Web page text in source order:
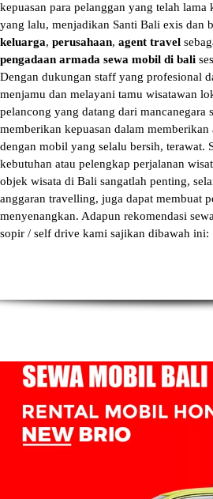
kepuasan para pelanggan yang telah
yang lalu, menjadikan Santi Bali exis dan
keluarga, perusahaan, agent travel
pengadaan armada sewa mobil di bali
Dengan dukungan staff yang profesional
menjamu dan melayani tamu wisatawan
pelancong yang datang dari mancanegara
memberikan kepuasan dalam memberikan
dengan mobil yang selalu bersih, terawat.
kebutuhan atau pelengkap perjalanan
objek wisata di Bali sangatlah penting,
anggaran travelling, juga dapat membuat
menyenangkan. Adapun rekomendasi
sopir / self drive kami sajikan dibawah ini: